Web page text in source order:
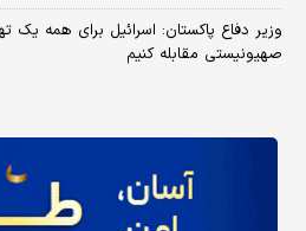
وزیر دفاع پاکستان: اسرائیل برای همه یک
صهیونیستی مقابله کنیم